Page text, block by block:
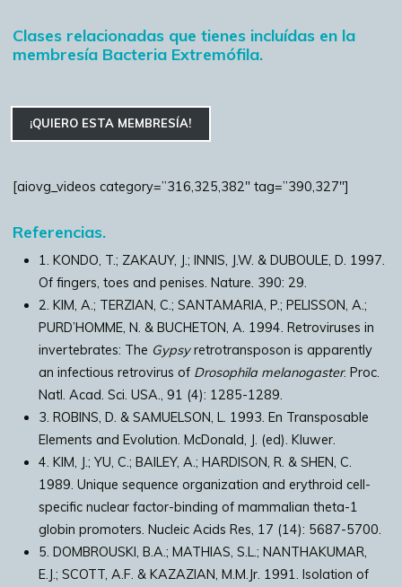
Clases relacionadas que tienes incluídas en la
membresía Bacteria Extremófila.
¡QUIERO ESTA MEMBRESÍA!
[aiovg_videos category=”316,325,382″ tag=”390,327″]
Referencias.
1. KONDO, T.; ZAKAUY, J.; INNIS, J.W. & DUBOULE, D. 1997.
Of fingers, toes and penises. Nature. 390: 29.
2. KIM, A.; TERZIAN, C.; SANTAMARIA, P.; PELISSON, A.;
PURD’HOMME, N. & BUCHETON, A. 1994. Retroviruses in
invertebrates: The Gypsyretrotransposon is apparently
an infectious retrovirus of Drosophila melanogaster. Proc.
Natl. Acad. Sci. USA., 91 (4): 1285-1289.
3. ROBINS, D. & SAMUELSON, L. 1993. En Transposable
Elements and Evolution. McDonald, J. (ed). Kluwer.
4. KIM, J.; YU, C.; BAILEY, A.; HARDISON, R. & SHEN, C.
1989. Unique sequence organization and erythroid cell-
specific nuclear factor-binding of mammalian theta-1
globin promoters. Nucleic Acids Res, 17 (14): 5687-5700.
5. DOMBROUSKI, B.A.; MATHIAS, S.L.; NANTHAKUMAR,
E.J.; SCOTT, A.F. & KAZAZIAN, M.M.Jr. 1991. Isolation of